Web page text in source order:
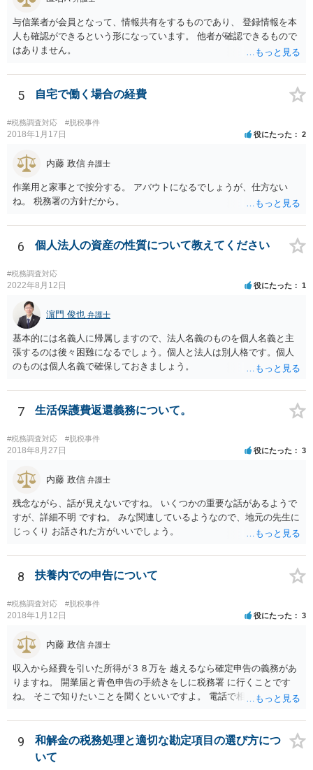
与信業者が会員となって、情報共有をするものであり、 登録情報を本
人も確認ができるという形になっています。 他者が確認できるもので
はありません。
5 自宅で働く場合の経費
#税務調査対応 #脱税事件
2018年1月17日 役にたった 2
内藤 政信 弁護士
作業用と家事とで按分する。 アバウトになるでしょうが、仕方ない
ね。 税務署の方針だから。
6 個人法人の資産の性質について教えてください
#税務調査対応
2022年8月12日 役にたった 1
濵門 俊也 弁護士
基本的には名義人に帰属しますので、法人名義のものを個人名義と主
張するのは後々困難になるでしょう。個人と法人は別人格です。個人
のものは個人名義で確保しておきましょう。
7 生活保護費返還義務について。
#税務調査対応 #脱税事件
2018年8月27日 役にたった 3
内藤 政信 弁護士
残念ながら、話が見えないですね。 いくつかの重要な話があるようで
すが、詳細不明 ですね。 みな関連しているようなので、地元の先生に
じっくり お話された方がいいでしょう。
8 扶養内での申告について
#税務調査対応 #脱税事件
2018年1月12日 役にたった 3
内藤 政信 弁護士
収入から経費を引いた所得が３８万を 越えるなら確定申告の義務があ
りますね。 開業届と青色申告の手続きをしに税務署 に行くことです
ね。 そこで知りたいことを聞くといいですよ。 電話で相談にいくこと
9
和解金の税務処理と適切な勘定項目の選び方につ
いて